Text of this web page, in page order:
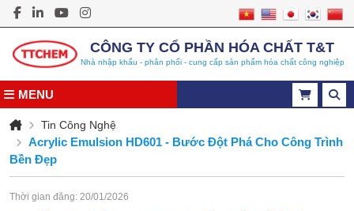
CÔNG TY CỔ PHẦN HÓA CHẤT T&T
Nhà nhập khẩu - phân phối - cung cấp sản phẩm hóa chất công nghiệp
MENU
Tin Công Nghệ
Acrylic Emulsion HD601 - Bước Đột Phá Cho Công Trình
Bền Đẹp
Thời gian đăng: 20/01/2026